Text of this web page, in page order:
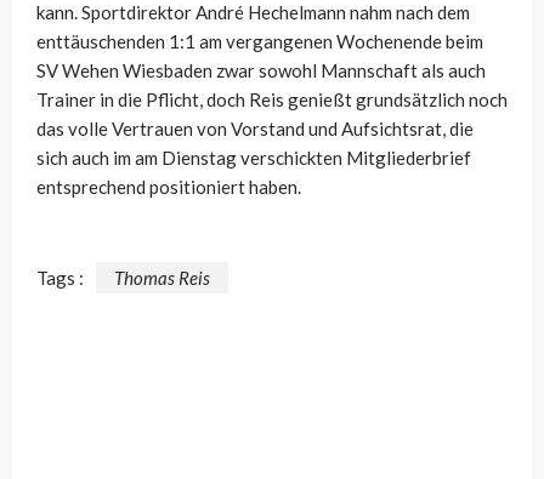
kann. Sportdirektor André Hechelmann nahm nach dem
enttäuschenden 1:1 am vergangenen Wochenende beim
SV Wehen Wiesbaden zwar sowohl Mannschaft als auch
Trainer in die Pflicht, doch Reis genießt grundsätzlich noch
das volle Vertrauen von Vorstand und Aufsichtsrat, die
sich auch im am Dienstag verschickten Mitgliederbrief
entsprechend positioniert haben.
Tags : Thomas Reis